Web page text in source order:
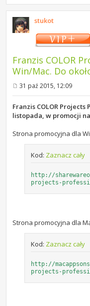
stukot
Franzis COLOR
Win/Mac. Do
o
s
31 paź 2015, 12:09
Franzis COLOR
listopada, w promocji
Strona promocyjna dla
Kod: Zaznacz cały
http://
projects-
Strona promocyjna dla
Kod: Zaznacz cały
http://
projects-